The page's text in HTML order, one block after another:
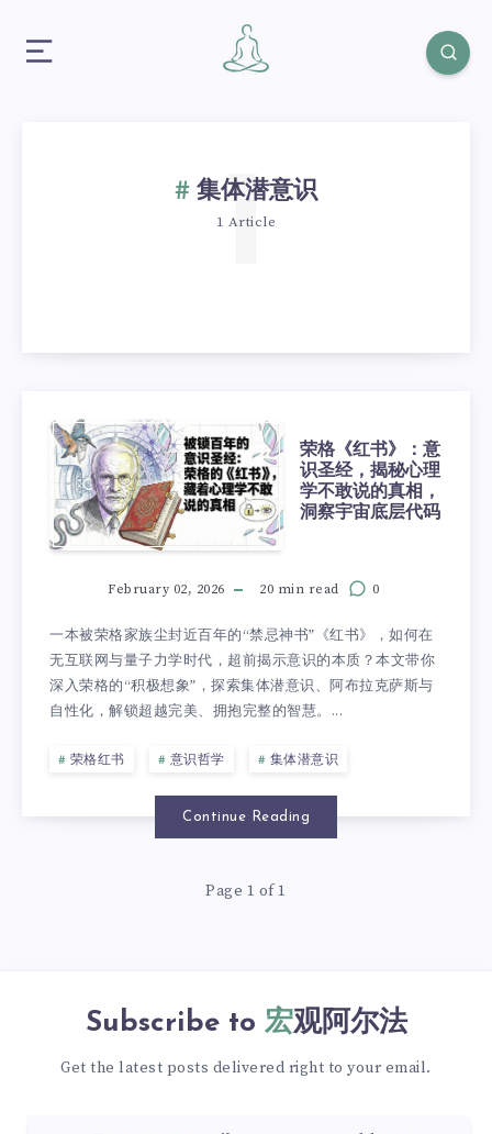
集体潜意识
1 Article
1
荣格《红书》：意
识圣经，揭秘心理
学不敢说的真相，
洞察宇宙底层代码
February 02, 2026 20 min read 0
一本被荣格家族尘封近百年的“禁忌神书”《红书》，如何在
无互联网与量子力学时代，超前揭示意识的本质？本文带你
深入荣格的“积极想象”，探索集体潜意识、阿布拉克萨斯与
自性化，解锁超越完美、拥抱完整的智慧。...
荣格红书 意识哲学 集体潜意识
Continue Reading
Page 1 of 1
Subscribe to 宏观阿尔法
Get the latest posts delivered right to your email.